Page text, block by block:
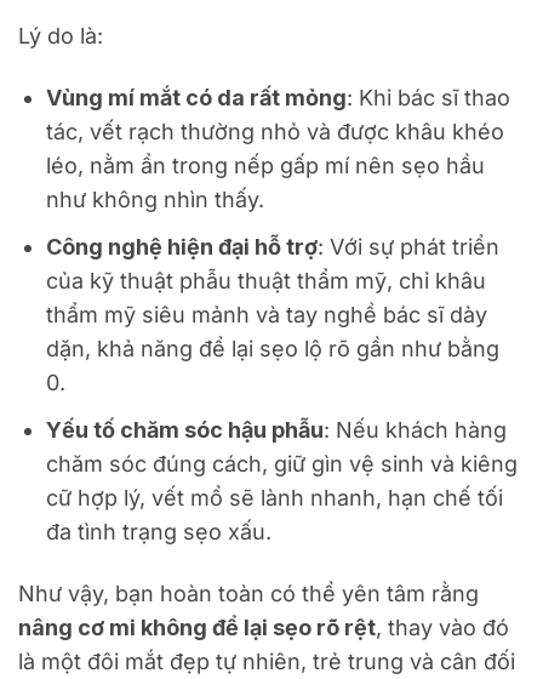
Lý do là:
Vùng mí mắt có da rất mỏng: Khi bác sĩ thao
tác, vết rạch thường nhỏ và được khâu khéo
léo, nằm ẩn trong nếp gấp mí nên sẹo hầu
như không nhìn thấy.
Công nghệ hiện đại hỗ trợ: Với sự phát triển
của kỹ thuật phẫu thuật thẩm mỹ, chỉ khâu
thẩm mỹ siêu mảnh và tay nghề bác sĩ dày
dặn, khả năng để lại sẹo lộ rõ gần như bằng
0.
Yếu tố chăm sóc hậu phẫu: Nếu khách hàng
chăm sóc đúng cách, giữ gìn vệ sinh và kiêng
cữ hợp lý, vết mổ sẽ lành nhanh, hạn chế tối
đa tình trạng sẹo xấu.
Như vậy, bạn hoàn toàn có thể yên tâm rằng
nâng cơ mi không để lại sẹo rõ rệt, thay vào đó
là một đôi mắt đẹp tự nhiên, trẻ trung và cân đối